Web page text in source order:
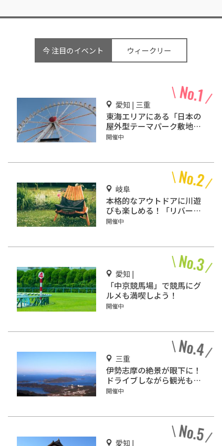
今 注目のイベント ウィークリー
愛知 | 三重
東海エリアにある「日本の
屋外型テーマパーク敷地面
積ランキング」入りしてい
開催中
岐阜
本格的なアウトドアに川遊
びも楽しめる！「リバーポ
ートパーク美濃加茂」
開催中
愛知 |
「中京競馬場」で競馬にグ
ルメも満喫しよう！
開催中
三重
伊勢志摩の絶景が眼下に！
ドライブしながら観光もで
きる「伊勢志摩スカイライ
開催中
愛知 |